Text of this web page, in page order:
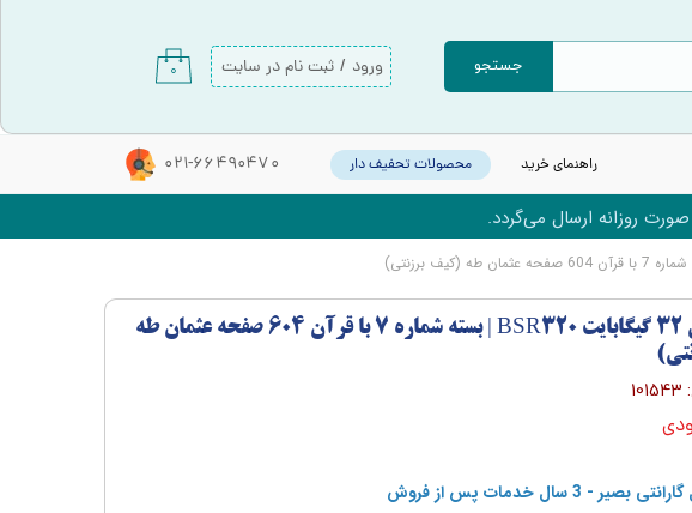
ورود / ثبت نام در سایت
تغییر گذر واژه
سفارشات
خروج از حساب کاربری
جستجو ۰
021-66490470 محصولات تحفیف دار راهنمای خرید
روزانه ارسال می‌گردد.
قلم قرآنی 32 گیگابایت BSR320 | بسته شماره 7 با قرآن 604 صفحه عثمان طه